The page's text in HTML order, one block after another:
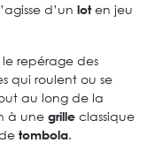
d’un loten jeu
repérage des
qui roulent ou se
au long de la
à une grille classique
tombola.